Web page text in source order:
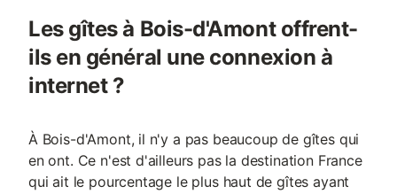
Les gîtes à Bois-d'Amont offrent-
ils en général une connexion à
internet ?
À Bois-d'Amont, il n'y a pas beaucoup de gîtes qui
en ont. Ce n'est d'ailleurs pas la destination France
qui ait le pourcentage le plus haut de gîtes ayant